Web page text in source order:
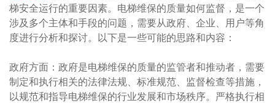
梯安全运行的重要因素。电梯维保的质量如何监督，是一个
涉及多个主体和手段的问题，需要从政府、企业、用户等角
度进行分析和探讨。以下是一些可能的思路和内容：
政府方面：政府是电梯维保的质量的监管者和推动者，需要
制定和执行相关的法律法规、标准规范、监督检查等措施，
以规范和指导电梯维保的行业发展和市场秩序。严格执行相